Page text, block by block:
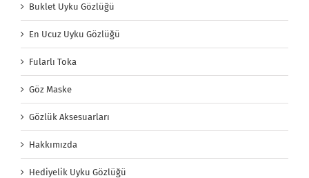
Buklet Uyku Gözlüğü
En Ucuz Uyku Gözlüğü
Fularlı Toka
Göz Maske
Gözlük Aksesuarları
Hakkımızda
Hediyelik Uyku Gözlüğü